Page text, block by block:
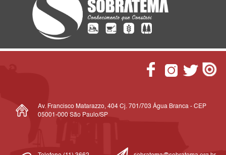
Av. Francisco Matarazzo, 404 Cj. 701/703 Água Branca - CEP
05001-000 São Paulo/SP